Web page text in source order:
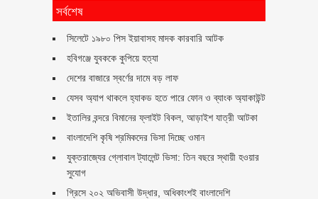
সর্বশেষ
সিলেটে ১৯৮০ পিস ইয়াবাসহ মাদক কারবারি আটক
হবিগঞ্জে যুবককে কুপিয়ে হত্যা
দেশের বাজারে স্বর্ণের দামে বড় লাফ
যেসব অ্যাপ থাকলে হ্যাকড হতে পারে ফোন ও ব্যাংক অ্যাকাউন্ট
ইতালির বন্দরে বিমানের ফ্লাইট বিকল, আড়াইশ যাত্রী আটকা
বাংলাদেশি কৃষি শ্রমিকদের ভিসা দিচ্ছে ওমান
যুক্তরাজ্যের গ্লোবাল ট্যালেন্ট ভিসা: তিন বছরে স্থায়ী হওয়ার
সুযোগ
গ্রিসে ২০২ অভিবাসী উদ্ধার, অধিকাংশই বাংলাদেশি